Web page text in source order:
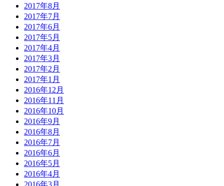
2017年8月
2017年7月
2017年6月
2017年5月
2017年4月
2017年3月
2017年2月
2017年1月
2016年12月
2016年11月
2016年10月
2016年9月
2016年8月
2016年7月
2016年6月
2016年5月
2016年4月
2016年3月